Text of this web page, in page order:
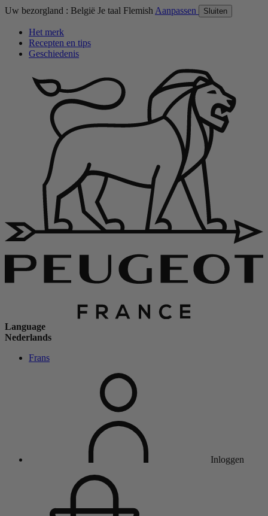
Uw bezorgland : België Je taal Flemish Aanpassen Sluiten
Het merk
Recepten en tips
Geschiedenis
Language
Nederlands
Frans
Inloggen